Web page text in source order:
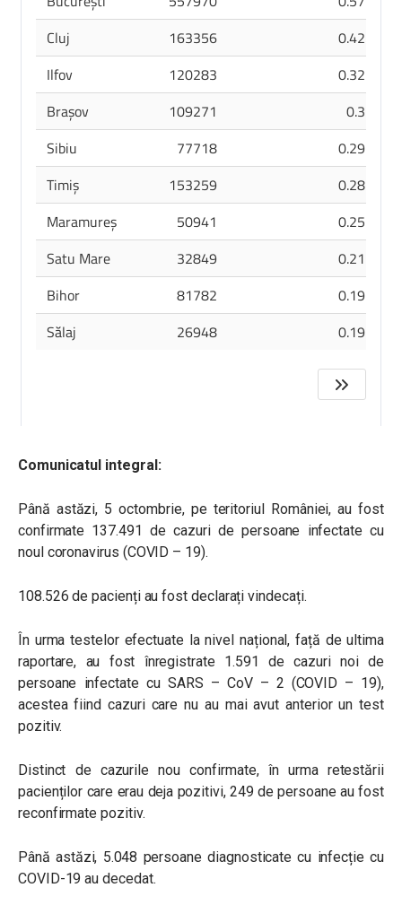
Comunicatul integral:
Până astăzi, 5 octombrie, pe teritoriul României, au fost
confirmate 137.491 de cazuri de persoane infectate cu
noul coronavirus (COVID – 19).
108.526 de pacienți au fost declarați vindecați.
În urma testelor efectuate la nivel național, față de ultima
raportare, au fost înregistrate 1.591 de cazuri noi de
persoane infectate cu SARS – CoV – 2 (COVID – 19),
acestea fiind cazuri care nu au mai avut anterior un test
pozitiv.
Distinct de cazurile nou confirmate, în urma retestării
pacienților care erau deja pozitivi, 249 de persoane au fost
reconfirmate pozitiv.
Până astăzi, 5.048 persoane diagnosticate cu infecție cu
COVID-19 au decedat.